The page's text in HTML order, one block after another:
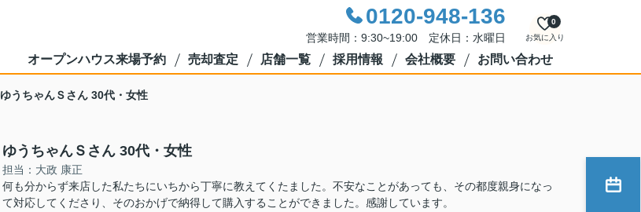
0120-948-136
営業時間：9:30~19:00 定休日：水曜日 お気に入り
0
オープンハウス来場予約 売却査定 店舗一覧 採用情報 会社概要 お問い合わせ
ゆうちゃんＳさん 30代・女性
ゆうちゃんＳさん 30代・女性
担当：大政 康正
何も分からず来店した私たちにいちから丁寧に教えてくたました。不安なことがあっても、その都度親身になっ
て対応してくださり、そのおかげで納得して購入することができました。感謝しています。